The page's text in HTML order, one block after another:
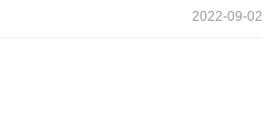
2022-09-02